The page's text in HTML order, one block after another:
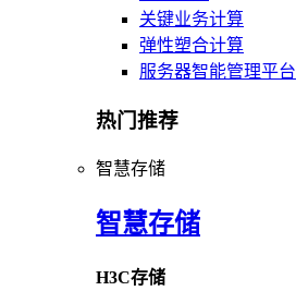
关键业务计算
弹性塑合计算
服务器智能管理平台
热门推荐
智慧存储
智慧存储
H3C存储